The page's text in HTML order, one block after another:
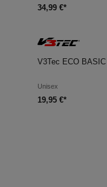
34,99 €*
V3Tec ECO
Unisex
19,95 €*